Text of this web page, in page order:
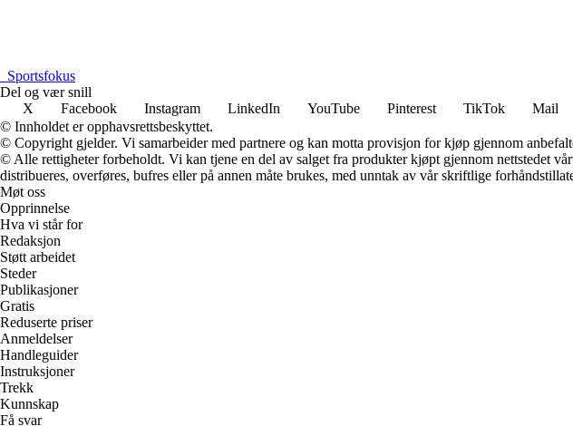
Sportsfokus
Del og vær snill
X
Facebook Instagram LinkedIn YouTube Pinterest TikTok Mail
© Innholdet er opphavsrettsbeskyttet.
© Copyright gjelder. Vi samarbeider med partnere og kan motta provisjon for kjøp gjennom
© Alle rettigheter forbeholdt. Vi kan tjene en del av salget fra produkter kjøpt gjennom nettstedet
distribueres, overføres, bufres eller på annen måte brukes, med unntak av vår skriftlige
Møt oss
Opprinnelse
Hva vi står for
Redaksjon
Støtt arbeidet
Steder
Publikasjoner
Gratis
Reduserte priser
Anmeldelser
Handleguider
Instruksjoner
Trekk
Kunnskap
Få svar